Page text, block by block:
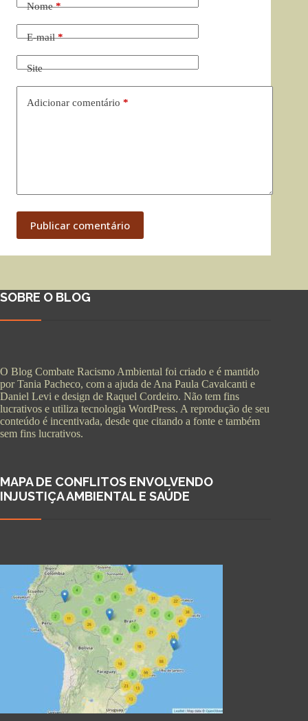
Nome*
E-mail*
Site
Adicionar comentário *
Publicar comentário
SOBRE O BLOG
O Blog Combate Racismo Ambiental foi criado e é mantido
por Tania Pacheco, com a ajuda de Ana Paula Cavalcanti e
Daniel Levi e design de Raquel Cordeiro. Não tem fins
lucrativos e utiliza tecnologia WordPress. A reprodução de seu
conteúdo é incentivada, desde que citando a fonte e também
sem fins lucrativos.
MAPA DE CONFLITOS ENVOLVENDO
INJUSTIÇA AMBIENTAL E SAÚDE